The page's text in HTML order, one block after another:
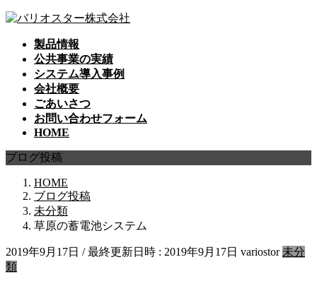
コ
プ
ナ
動
製品情報
公共事業の実績
システム導入事例
会社概要
ごあいさつ
お問い合わせフォーム
HOME
ブログ投稿
HOME
ブログ投稿
未分類
草原の蓄電池システム
2019年9月17日 / 最終更新日時 : 2019年9月17日 variostor 未分
類